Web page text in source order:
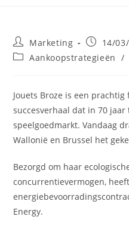
Post
author:
Marketing
Post14/
PostAankoopstrategieën /
Jouets Broze is een
succesverhaal dat in 70
speelgoedmarkt. Vandaag
Wallonië en Brussel het
Bezorgd om haar
concurrentievermogen,
Energy.